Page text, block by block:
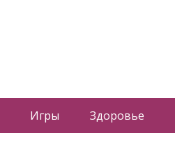
Игры Здоровье